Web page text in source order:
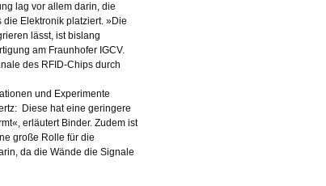
lag vor allem darin, die
Elektronik platziert. »Die
lässt, ist bislang
am Fraunhofer IGCV.
des RFID-Chips durch
und Experimente
Diese hat eine geringere
erläutert Binder. Zudem ist
große Rolle für die
da die Wände die Signale